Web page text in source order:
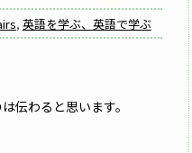
, 英語を学ぶ、英語で学ぶ
伝わると思います。